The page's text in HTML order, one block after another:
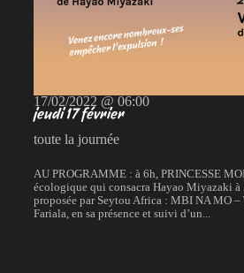
17/02/2022 @ 06:00
jeudi 17 février
toute la journée
AU PROGRAMME : à 6h, PRINCESSE
écologique qui consacra Hayao Miyazaki à
proposée par Seytou Africa : MBI NA MO
Fariala, en sa présence et suivi d’un...